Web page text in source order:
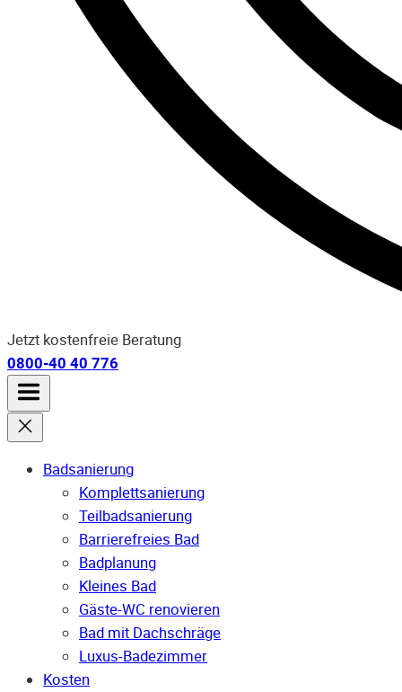
Jetzt kostenfreie Beratung
0800-40 40 776
Badsanierung
Komplettsanierung
Teilbadsanierung
Barrierefreies Bad
Badplanung
Kleines Bad
Gäste-WC renovieren
Bad mit Dachschräge
Luxus-Badezimmer
Kosten